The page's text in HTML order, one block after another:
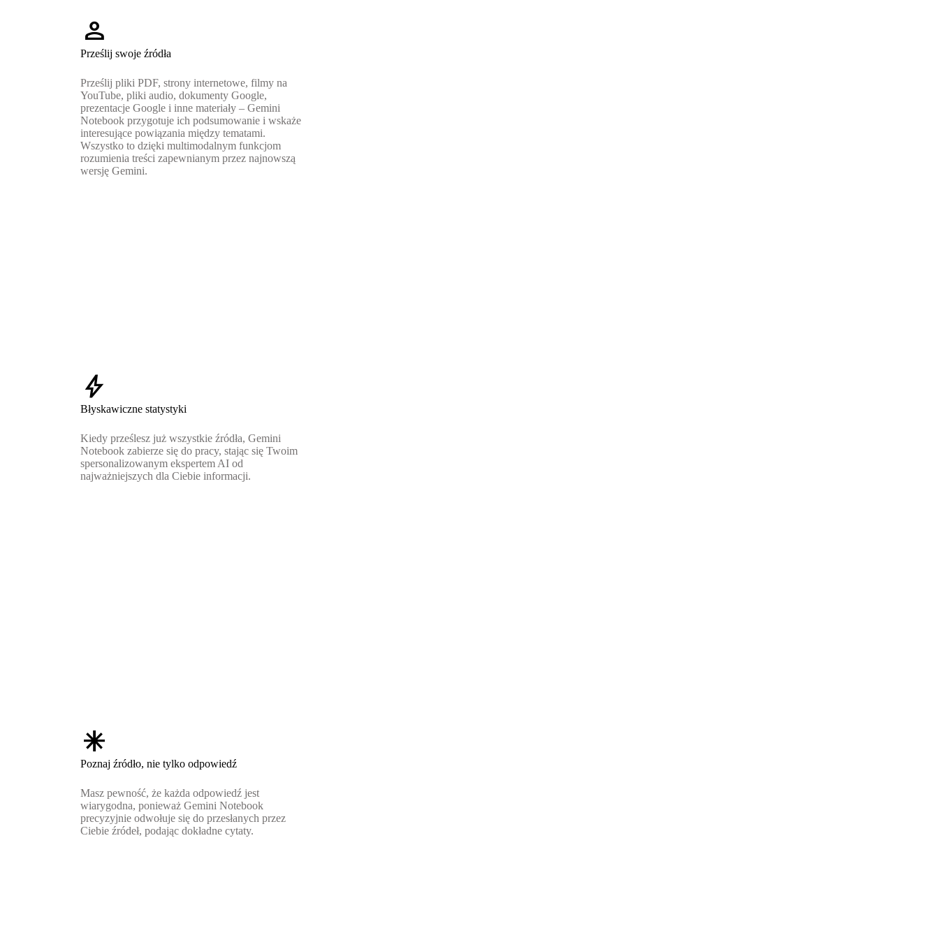
person
Prześlij swoje źródła
Prześlij pliki PDF, strony internetowe, filmy na
YouTube, pliki audio, dokumenty Google,
prezentacje Google i inne materiały – Gemini
Notebook przygotuje ich podsumowanie i wskaże
interesujące powiązania między tematami.
Wszystko to dzięki multimodalnym funkcjom
rozumienia treści zapewnianym przez najnowszą
wersję Gemini.
bolt
Błyskawiczne statystyki
Kiedy prześlesz już wszystkie źródła, Gemini
Notebook zabierze się do pracy, stając się Twoim
spersonalizowanym ekspertem AI od
najważniejszych dla Ciebie informacji.
asterisk
Poznaj źródło, nie tylko odpowiedź
Masz pewność, że każda odpowiedź jest
wiarygodna, ponieważ Gemini Notebook
precyzyjnie odwołuje się do przesłanych przez
Ciebie źródeł, podając dokładne cytaty.